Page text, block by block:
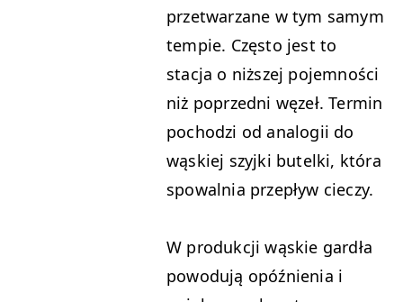
przetwarzane w tym samym
tempie. Często jest to
stacja o niższej pojemności
niż poprzedni węzeł. Termin
pochodzi od analogii do
wąskiej szyjki butelki, która
spowalnia przepływ cieczy.
W produkcji wąskie gardła
powodują opóźnienia i